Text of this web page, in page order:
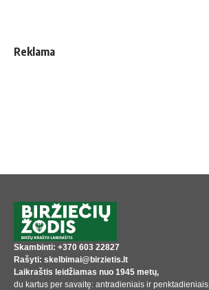
Reklama
Skambinti: +370 603 22827
Rašyti: skelbimai@birzietis.lt
Laikraštis leidžiamas nuo 1945 metų,
du kartus per savaitę: antradieniais ir penktadieniais.